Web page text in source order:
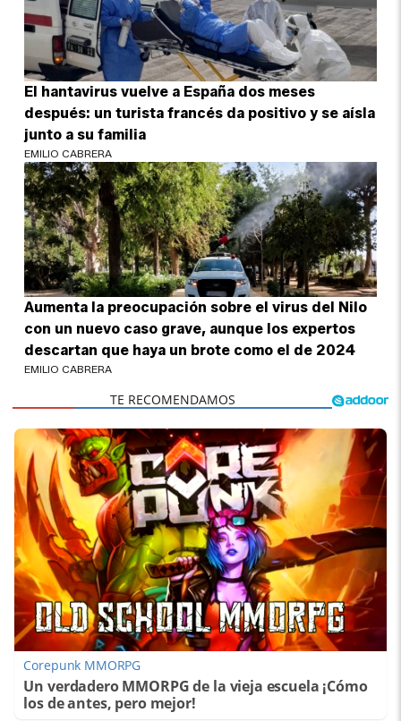
El hantavirus vuelve a España dos meses
después: un turista francés da positivo y se aísla
junto a su familia
EMILIO CABRERA
Aumenta la preocupación sobre el virus del Nilo
con un nuevo caso grave, aunque los expertos
descartan que haya un brote como el de 2024
EMILIO CABRERA
Corepunk MMORPG
Un verdadero MMORPG de la vieja escuela ¡Cómo
los de antes, pero mejor!